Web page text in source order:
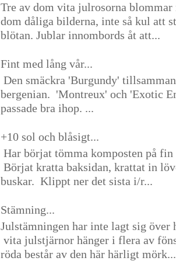
Tre av dom vita julrosorna blommar
dom dåliga bilderna, inte så kul att
blötan. Jublar innombords åt att...
Fint med lång vår...
Den smäckra 'Burgundy'
bergenian. 'Montreux' och 'Exotic
passade bra ihop. ...
+10 sol och blåsigt...
Har börjat tömma komposten på
Börjat kratta baksidan, krattat in
buskar. Klippt ner det sista i/r...
Stämning...
Julstämningen har inte lagt sig över
vita julstjärnor hänger i flera av
röda består av den här härligt mörk...